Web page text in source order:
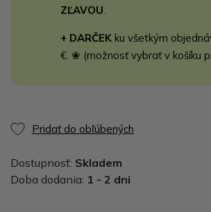
ZĽAVOU
+ DARČEK ku všetkým
€. ❀ (možnosť vybrať v košíku
Pridať do obľúbených
Dostupnosť: Skladem
Doba dodania: 1 - 2 dni